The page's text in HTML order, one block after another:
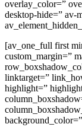
overlay_color=”
desktop-hide=” av-
[av_one_full first
custom_margin=”
linktarget=”
highlight=”